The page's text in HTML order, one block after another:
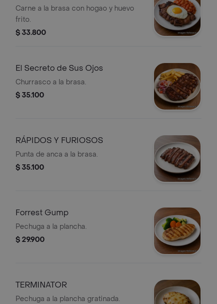
Carne a la brasa con hogao y huevo
frito.
$ 33.800
El Secreto de Sus Ojos
Churrasco a la brasa.
$ 35.100
RÁPIDOS Y FURIOSOS
Punta de anca a la brasa.
$ 35.100
Forrest Gump
Pechuga a la plancha.
$ 29.900
TERMINATOR
Pechuga a la plancha gratinada.